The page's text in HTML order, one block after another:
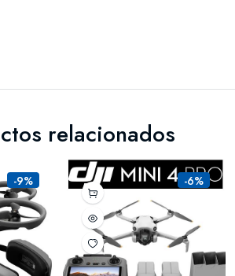
relacionados
-9% -6%